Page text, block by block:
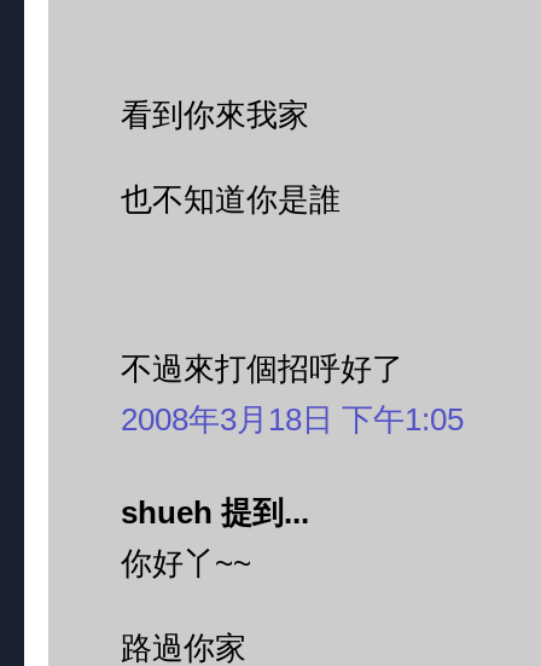
看到你來我家
也不知道你是誰
不過來打個招呼好了
2008年3月18日 下午1:05
shueh 提到...
你好丫~~
路過你家